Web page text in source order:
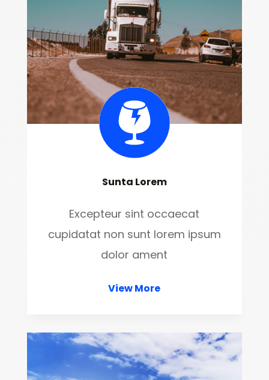
Sunta Lorem
Excepteur sint occaecat
cupidatat non sunt lorem ipsum
dolor ament
View More